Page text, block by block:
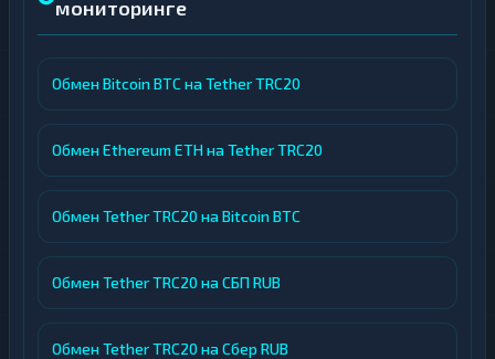
мониторинге
Обмен Bitcoin BTC на Tether TRC20
Обмен Ethereum ETH на Tether TRC20
Обмен Tether TRC20 на Bitcoin BTC
Обмен Tether TRC20 на СБП RUB
Обмен Tether TRC20 на Сбер RUB